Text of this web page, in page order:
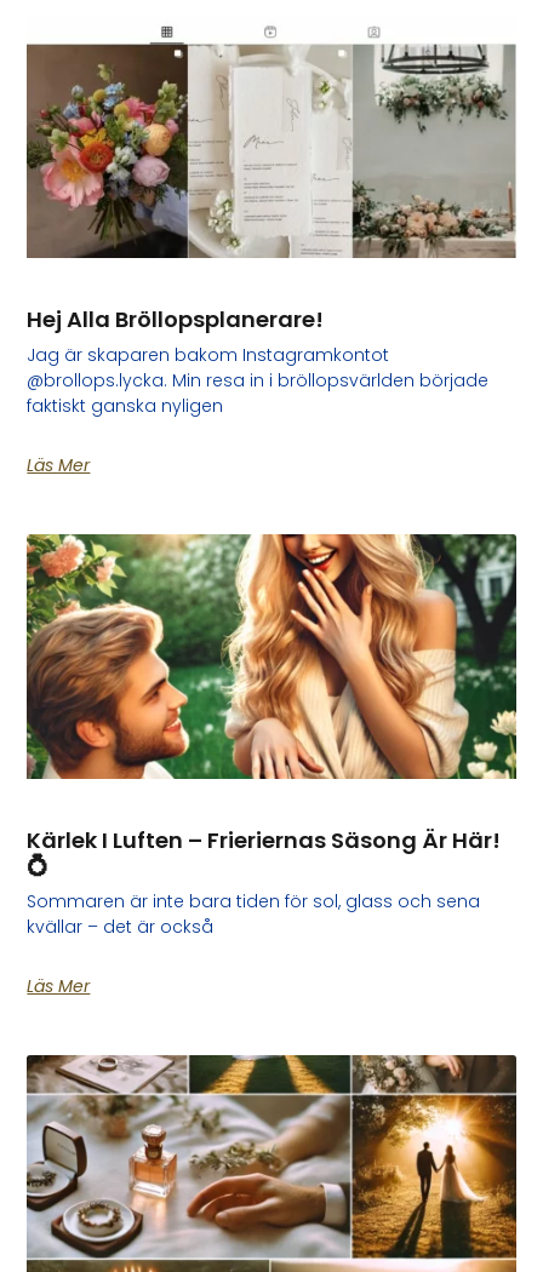
Hej Alla Bröllopsplanerare!
Jag är skaparen bakom Instagramkontot
@brollops.lycka. Min resa in i bröllopsvärlden började
faktiskt ganska nyligen
Läs Mer
Kärlek I Luften – Frieriernas Säsong Är Här!
💍
Sommaren är inte bara tiden för sol, glass och sena
kvällar – det är också
Läs Mer